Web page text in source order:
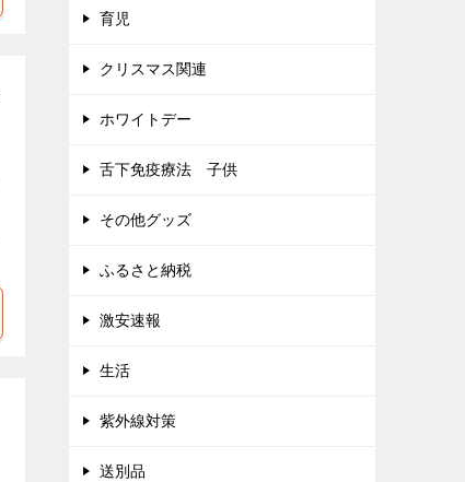
育児
クリスマス関連
ホワイトデー
舌下免疫療法 子供
その他グッズ
ふるさと納税
激安速報
生活
紫外線対策
送別品